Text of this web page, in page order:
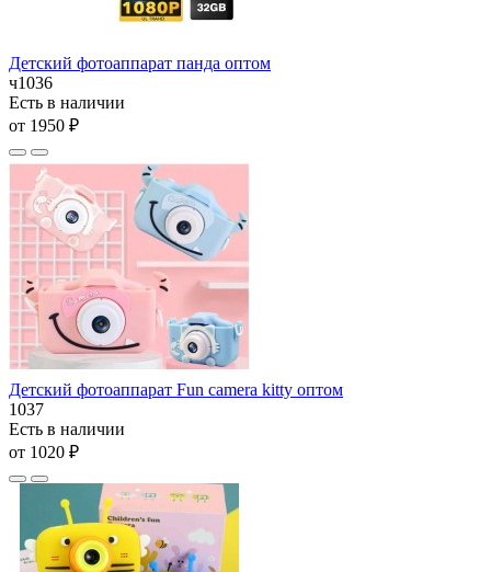
Детский фотоаппарат панда оптом
ч1036
Есть в наличии
от 1950 ₽
Детский фотоаппарат Fun camera kitty оптом
1037
Есть в наличии
от 1020 ₽